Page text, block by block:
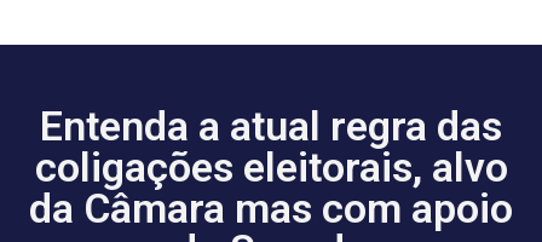
Entenda a atual regra das
coligações eleitorais, alvo
da Câmara mas com apoio